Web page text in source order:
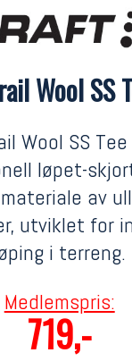
Wool SS
Wool SS
løpet-
av
utviklet for
i terreng.
Medlemspris:
719,-